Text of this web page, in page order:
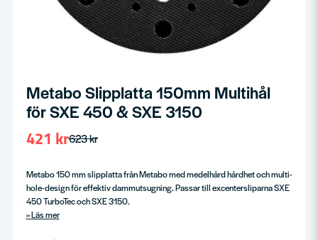
Metabo Slipplatta 150mm Multihål
för SXE 450 & SXE 3150
623 kr
421 kr
Metabo 150 mm slipplatta från Metabo med medelhård hårdhet och multi-
hole-design för effektiv dammutsugning. Passar till excentersliparna SXE
450 TurboTec och SXE 3150.
Läs mer